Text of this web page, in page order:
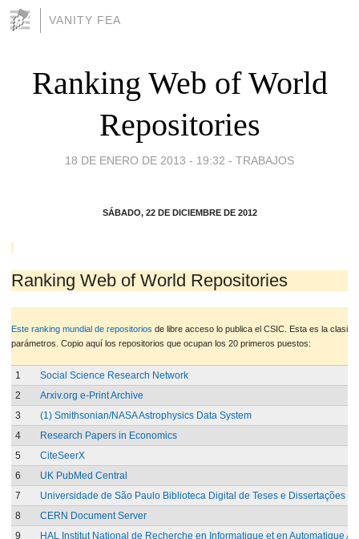
VANITY FEA
Ranking Web of World
Repositories
18 DE ENERO DE 2013 - 19:32 - TRABAJOS
SÁBADO, 22 DE DICIEMBRE DE 2012
Ranking Web of World Repositories
Este ranking mundial de repositorios de libre acceso lo publica el CSIC. Esta es la
parámetros. Copio aquí los repositorios que ocupan los 20 primeros puestos:
1
Social Science Research Network
2
Arxiv.org e-Print Archive
3
(1) Smithsonian/NASA Astrophysics Data System
4
Research Papers in Economics
5
CiteSeerX
6
UK PubMed Central
7
Universidade de São Paulo Biblioteca Digital de Teses e Dissertações
8
CERN Document Server
9
HAL Institut National de Recherche en Informatique et en Automatique